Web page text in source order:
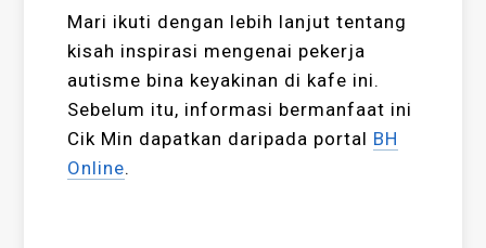
Mari ikuti dengan lebih lanjut tentang
kisah inspirasi mengenai pekerja
autisme bina keyakinan di kafe ini.
Sebelum itu, informasi bermanfaat ini
Cik Min dapatkan daripada portal BH
Online.